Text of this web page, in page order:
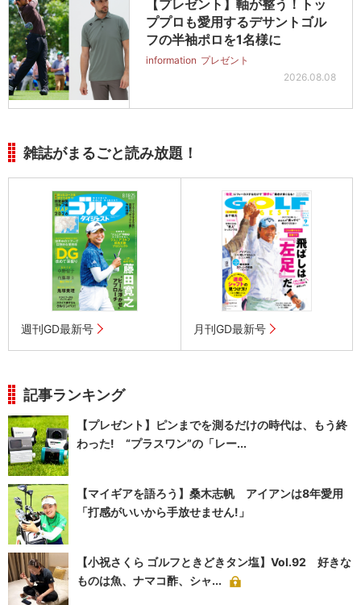
【プレゼント】軸が整う！トッ
ププロも愛用するデサントゴル
フの半袖ポロを1名様に
information プレゼント
2026.08.08
雑誌がまるごと読み放題！
週刊GD最新号 月刊GD最新号
記事ランキング
【プレゼント】ピンまでを測るだけの時代は、もう終
わった! “プラスワン”の「レー...
【マイギアを語ろう】桑木志帆 アイアンは8年愛用
「打感がいいから手放せません!」
【小祝さくら ゴルフときどきタン塩】Vol.92 好きな
ものは魚、ナマコ酢、シャ...